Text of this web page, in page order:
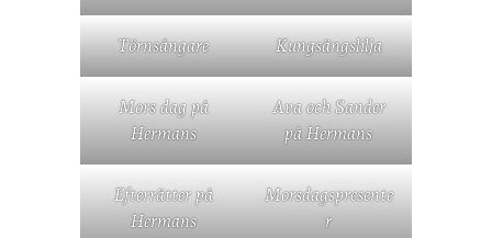
Törnsångare Kungsängslilja
Mors dag på
Hermans
Ava och Sander
på Hermans
Efterrätter på
Hermans
Morsdagspresente
r